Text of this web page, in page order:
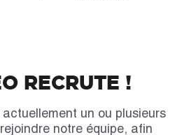
RECRUTE !
un ou plusieurs
notre équipe, afin